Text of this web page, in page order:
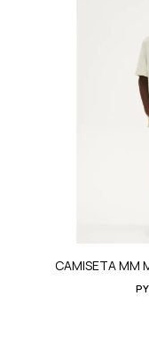
CAMISETA MM